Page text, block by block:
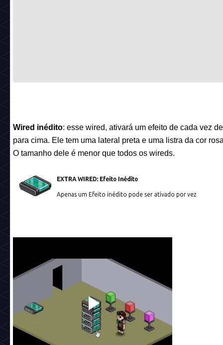
Wired inédito: esse wired, ativará um efeito de cada vez
para cima. Ele tem uma lateral preta e uma listra da cor
O tamanho dele é menor que todos os wireds.